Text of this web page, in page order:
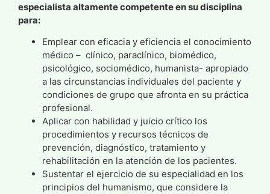
especialista altamente competente en su disciplina
para:
Emplear con eficacia y eficiencia el conocimiento
médico – clínico, paraclínico, biomédico,
psicológico, sociomédico, humanista- apropiado
a las circunstancias individuales del paciente y
condiciones de grupo que afronta en su práctica
profesional.
Aplicar con habilidad y juicio crítico los
procedimientos y recursos técnicos de
prevención, diagnóstico, tratamiento y
rehabilitación en la atención de los pacientes.
Sustentar el ejercicio de su especialidad en los
principios del humanismo, que considere la